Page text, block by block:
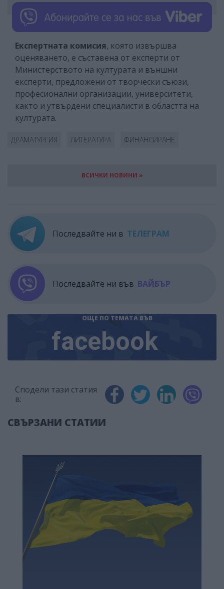
Експертната комисия, която извършва
оценяването, е съставена от експерти от
Министерството на културата и външни
експерти, предложени от творчески съюзи,
професионални организации, университети,
както и утвърдени специалисти в областта на
културата.
ДРАМАТУРГИЯ ЛИТЕРАТУРА ФИНАНСИРАНЕ
ВСИЧКИ НОВИНИ »
Последвайте ни в ТЕЛЕГРАМ
Последвайте ни във ВАЙБЪР
ОЩЕ ПО ТЕМАТА ВЪВ
facebook
Сподели тази статия
в:
СВЪРЗАНИ СТАТИИ